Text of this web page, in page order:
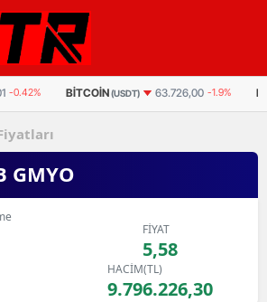
-1.9% BITCOIN(TL) 3.018.089 -1.679%
GMYO
FİYAT
5,58
HACİM(TL)
9.796.226,30